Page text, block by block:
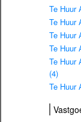
Te Huur
Te Huur
Te Huur
Te Huur
Te Huur
(4)
Te Huur